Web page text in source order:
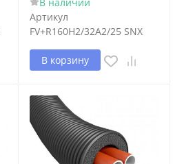
Артикул
FV+R160H2/32A2/25 SNX
В корзину